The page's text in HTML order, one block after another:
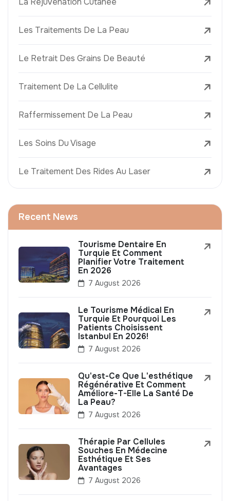
Les Traitements De La Peau
Le Retrait Des Grains De Beauté
Traitement De La Cellulite
Raffermissement De La Peau
Les Soins Du Visage
Le Traitement Des Rides Au Laser
Recent News
Tourisme Dentaire En
Turquie Et Comment
Planifier Votre Traitement
En 2026
7 August 2026
Le Tourisme Médical En
Turquie Et Pourquoi Les
Patients Choisissent
Istanbul En 2026!
7 August 2026
Qu'est-Ce Que L'esthétique
Régénérative Et Comment
Améliore-T-Elle La Santé De
La Peau?
7 August 2026
Thérapie Par Cellules
Souches En Médecine
Esthétique Et Ses
Avantages
7 August 2026